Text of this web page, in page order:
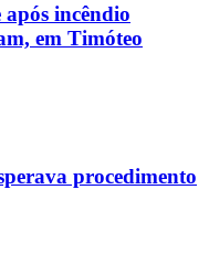
incêndio
em Timóteo
procedimento